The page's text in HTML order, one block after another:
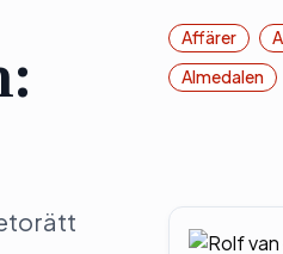
Affärer
Almedalen